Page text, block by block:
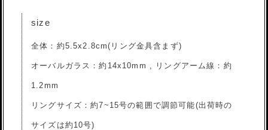
size
全体：約5.5x2.8cm(リング金具含まず)
オーバルガラス：約14x10mm , リングアーム線：約
1.2mm
リングサイズ：約7~15号の範囲で調節可能(出荷時の
サイズは約10号)